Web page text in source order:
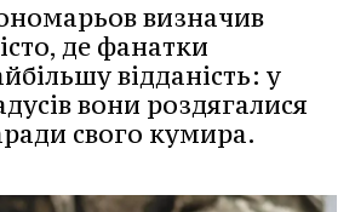
визначив
де фанатки
відданість: у
вони роздягалися
свого кумира.